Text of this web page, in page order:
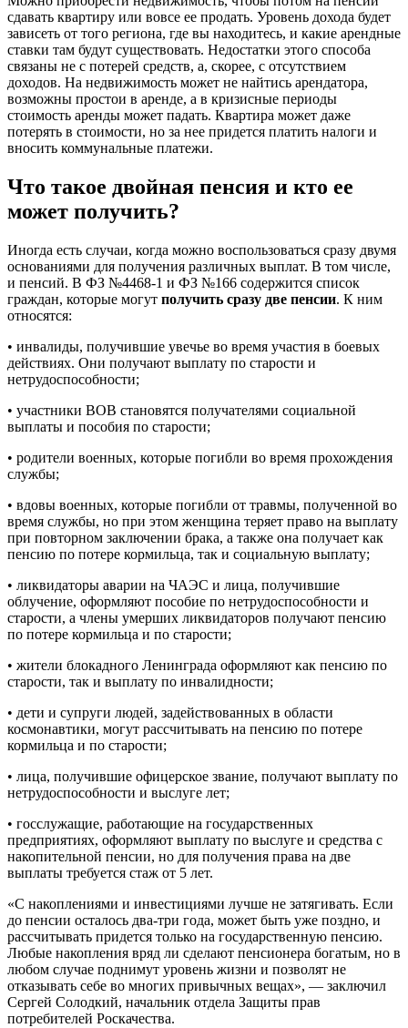
сдавать квартиру или вовсе ее продать. Уровень дохода будет
зависеть от того региона, где вы находитесь, и какие арендные
ставки там будут существовать. Недостатки этого способа
связаны не с потерей средств, а, скорее, с отсутствием
доходов. На недвижимость может не найтись арендатора,
возможны простои в аренде, а в кризисные периоды
стоимость аренды может падать. Квартира может даже
потерять в стоимости, но за нее придется платить налоги и
вносить коммунальные платежи.
Что такое двойная пенсия и кто ее
может получить?
Иногда есть случаи, когда можно воспользоваться сразу двумя
основаниями для получения различных выплат. В том числе,
и пенсий. В ФЗ №4468-1 и ФЗ №166 содержится список
граждан, которые могут получить сразу две пенсии. К ним
относятся:
• инвалиды, получившие увечье во время участия в боевых
действиях. Они получают выплату по старости и
нетрудоспособности;
• участники ВОВ становятся получателями социальной
выплаты и пособия по старости;
• родители военных, которые погибли во время прохождения
службы;
• вдовы военных, которые погибли от травмы, полученной во
время службы, но при этом женщина теряет право на выплату
при повторном заключении брака, а также она получает как
пенсию по потере кормильца, так и социальную выплату;
• ликвидаторы аварии на ЧАЭС и лица, получившие
облучение, оформляют пособие по нетрудоспособности и
старости, а члены умерших ликвидаторов получают пенсию
по потере кормильца и по старости;
• жители блокадного Ленинграда оформляют как пенсию по
старости, так и выплату по инвалидности;
• дети и супруги людей, задействованных в области
космонавтики, могут рассчитывать на пенсию по потере
кормильца и по старости;
• лица, получившие офицерское звание, получают выплату по
нетрудоспособности и выслуге лет;
• госслужащие, работающие на государственных
предприятиях, оформляют выплату по выслуге и средства с
накопительной пенсии, но для получения права на две
выплаты требуется стаж от 5 лет.
«С накоплениями и инвестициями лучше не затягивать. Если
до пенсии осталось два-три года, может быть уже поздно, и
рассчитывать придется только на государственную пенсию.
Любые накопления вряд ли сделают пенсионера богатым, но в
любом случае поднимут уровень жизни и позволят не
отказывать себе во многих привычных вещах», — заключил
Сергей Солодкий, начальник отдела Защиты прав
потребителей Роскачества.